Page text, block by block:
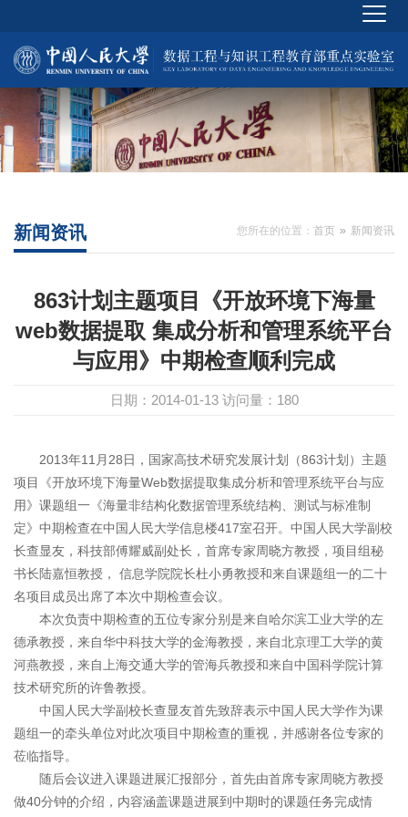
您所在的位置： 首页 新闻资讯
新闻资讯
863计划主题项目《开放环境下海量
web数据提取 集成分析和管理系统平台
与应用》中期检查顺利完成
日期：2014-01-13 访问量： 180
2013年11月28日，国家高技术研究发展计划 （863计划 ）主题
项目《开放环境下海量Web数据提取集成分析和管理系统平台与应
用》课题组一《海量非结构化数据管理系统结构、测试与标准制
定》中期检查在中国人民大学信息楼417室召开。中国人民大学副校
长查显友，科技部傅耀威副处长，首席专家周晓方教授，项目组秘
书长陆嘉恒教授， 信息学院院长杜小勇教授和来自课题组一的二十
名项目成员出席了本次中期检查会议。
本次负责中期检查的五位专家分别是来自哈尔滨工业大学的左
德承教授，来自华中科技大学的金海教授，来自北京理工大学的黄
河燕教授，来自上海交通大学的管海兵教授和来自中国科学院计算
技术研究所的许鲁教授。
中国人民大学副校长查显友首先致辞表示中国人民大学作为课
题组一的牵头单位对此次项目中期检查的重视，并感谢各位专家的
莅临指导。
随后会议进入课题进展汇报部分，首先由首席专家周晓方教授
做40分钟的介绍，内容涵盖课题进展到中期时的课题任务完成情